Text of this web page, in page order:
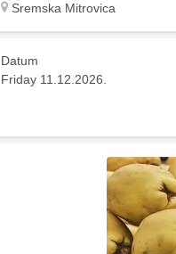
Sremska Mitrovica
Datum
Friday 11.12.2026.